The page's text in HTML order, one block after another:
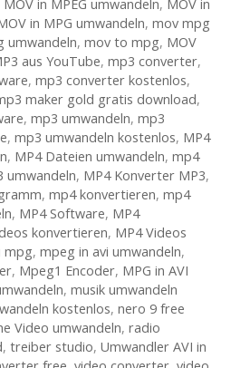
MOV in MPEG umwandeln, MOV in
in MPG umwandeln, mov mpg
umwandeln, mov to mpg, MOV
aus YouTube, mp3 converter,
, mp3 converter kostenlos,
maker gold gratis download,
, mp3 umwandeln, mp3
, mp3 umwandeln kostenlos, MP4
, MP4 Dateien umwandeln, mp4
umwandeln, MP4 Konverter MP3,
, mp4 konvertieren, mp4
, MP4 Software, MP4
konvertieren, MP4 Videos
mpg, mpeg in avi umwandeln,
, Mpeg1 Encoder, MPG in AVI
, musik umwandeln
kostenlos, nero 9 free
Video umwandeln, radio
, treiber studio, Umwandler AVI in